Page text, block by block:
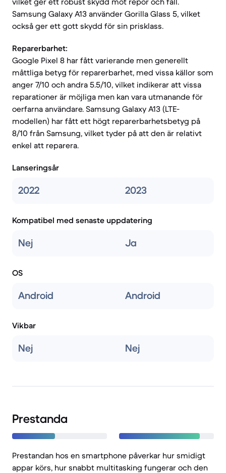
Samsung Galaxy A13 använder Gorilla Glass 5, vilket
också ger ett gott skydd för sin prisklass.
Reparerbarhet:
Google Pixel 8 har fått varierande men generellt
måttliga betyg för reparerbarhet, med vissa källor som
anger 7/10 och andra 5.5/10, vilket indikerar att vissa
reparationer är möjliga men kan vara utmanande för
oerfarna användare. Samsung Galaxy A13 (LTE-
modellen) har fått ett högt reparerbarhetsbetyg på
8/10 från Samsung, vilket tyder på att den är relativt
enkel att reparera.
Lanseringsår
2022 2023
Kompatibel med senaste uppdatering
Nej Ja
OS
Android Android
Vikbar
Nej Nej
Prestanda
Prestandan hos en smartphone påverkar hur smidigt
appar körs, hur snabbt multitasking fungerar och den